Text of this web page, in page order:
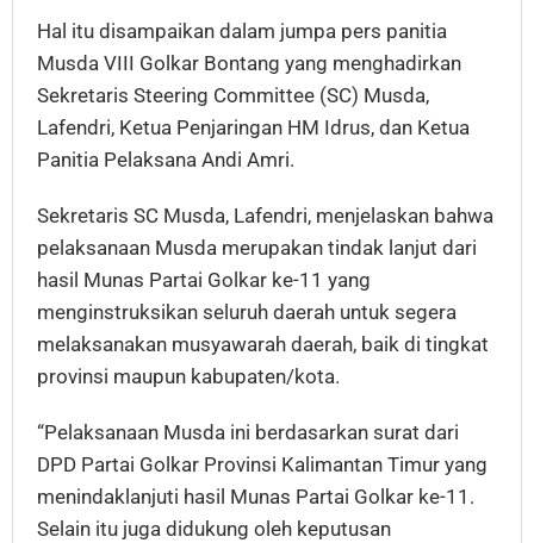
Hal itu disampaikan dalam jumpa pers panitia
Musda VIII Golkar Bontang yang menghadirkan
Sekretaris Steering Committee (SC) Musda,
Lafendri, Ketua Penjaringan HM Idrus, dan Ketua
Panitia Pelaksana Andi Amri.
Sekretaris SC Musda, Lafendri, menjelaskan bahwa
pelaksanaan Musda merupakan tindak lanjut dari
hasil Munas Partai Golkar ke-11 yang
menginstruksikan seluruh daerah untuk segera
melaksanakan musyawarah daerah, baik di tingkat
provinsi maupun kabupaten/kota.
“Pelaksanaan Musda ini berdasarkan surat dari
DPD Partai Golkar Provinsi Kalimantan Timur yang
menindaklanjuti hasil Munas Partai Golkar ke-11.
Selain itu juga didukung oleh keputusan